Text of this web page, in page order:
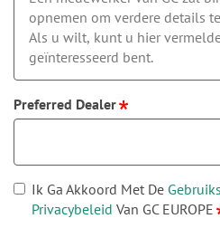
Preferred Dealer
Ik Ga Akkoord Met De
Privacybeleid Van GC EUROPE